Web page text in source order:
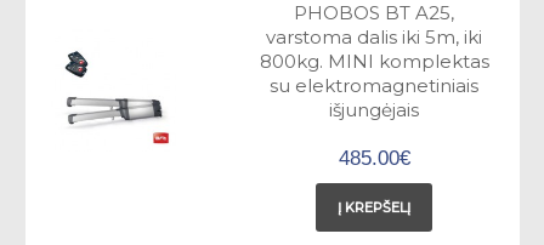
PHOBOS BT A25,
varstoma dalis iki 5m, iki
800kg. MINI komplektas
su elektromagnetiniais
išjungėjais
485.00€
Į KREPŠELĮ